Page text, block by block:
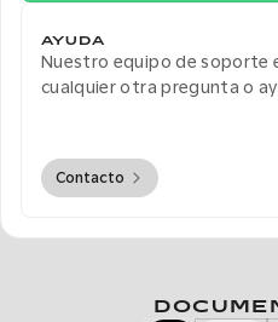
AYUDA
Nuestro equipo de soporte
cualquier otra pregunta o
Contacto